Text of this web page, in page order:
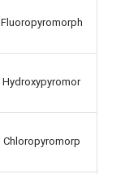
Fluoropyromorph
Hydroxypyromor
Chloropyromorp